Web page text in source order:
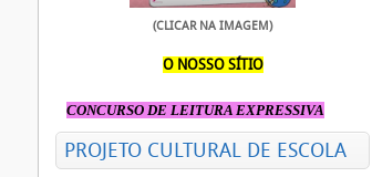
(CLICAR NA IMAGEM)
O NOSSO SÍTIO
CONCURSO DE LEITURA EXPRESSIVA
PROJETO CULTURAL DE ESCOLA